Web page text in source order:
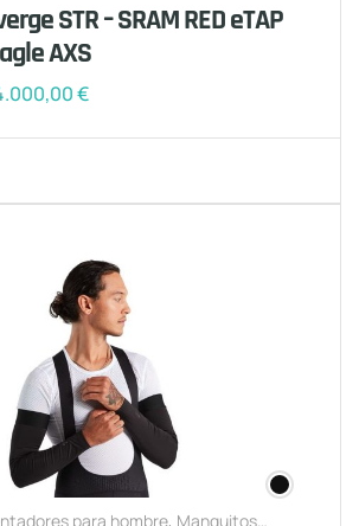
STR – SRAM RED eTAP
AXS
€
para hombre, Manguitos